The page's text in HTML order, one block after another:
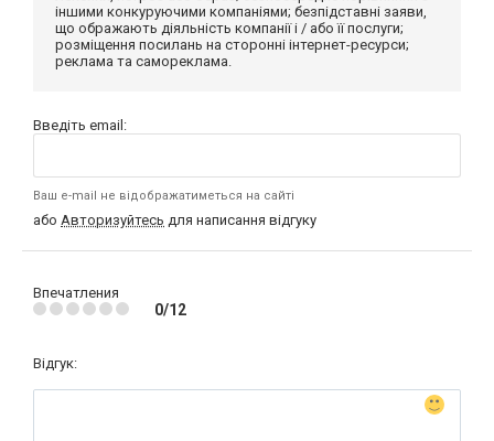
іншими конкуруючими компаніями; безпідставні заяви,
що ображають діяльність компанії і / або її послуги;
розміщення посилань на сторонні інтернет-ресурси;
реклама та самореклама.
Введіть email:
Ваш e-mail не відображатиметься на сайті
або Авторизуйтесь для написання відгуку
Впечатления
0/12
Відгук: